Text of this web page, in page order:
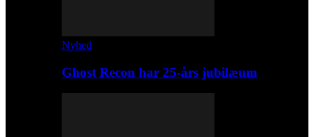
Nyhed
Ghost Recon har 25-års jubilæum